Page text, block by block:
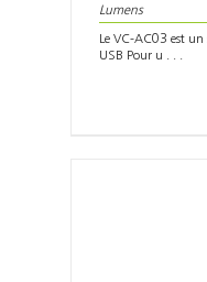
Lumens
Le VC-AC03 est
USB Pour u . . .